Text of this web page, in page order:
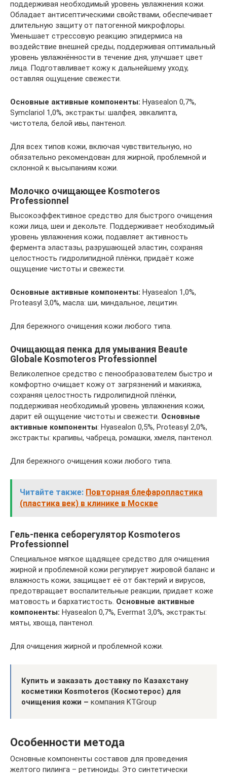
поддерживая необходимый уровень увлажнения кожи.
Обладает антисептическими свойствами, обеспечивает
длительную защиту от патогенной микрофлоры.
Уменьшает стрессовую реакцию эпидермиса на
воздействие внешней среды, поддерживая оптимальный
уровень увлажнённости в течение дня, улучшает цвет
лица. Подготавливает кожу к дальнейшему уходу,
оставляя ощущение свежести.
Основные активные компоненты: Hyasealon 0,7%,
Symclariol 1,0%, экстракты: шалфея, эвкалипта,
чистотела, белой ивы, пантенол.
Для всех типов кожи, включая чувствительную, но
обязательно рекомендован для жирной, проблемной и
склонной к высыпаниям кожи.
Молочко очищающее Kosmoteros
Professionnel
Высокоэффективное средство для быстрого очищения
кожи лица, шеи и декольте. Поддерживает необходимый
уровень увлажнения кожи, подавляет активность
фермента эластазы, разрушающей эластин, сохраняя
целостность гидролипидной плёнки, придаёт коже
ощущение чистоты и свежести.
Основные активные компоненты: Hyasealon 1,0%,
Proteasyl 3,0%, масла: ши, миндальное, лецитин.
Для бережного очищения кожи любого типа.
Очищающая пенка для умывания Beaute
Globale Kosmoteros Professionnel
Великолепное средство с пенообразователем быстро и
комфортно очищает кожу от загрязнений и макияжа,
сохраняя целостность гидролипидной плёнки,
поддерживая необходимый уровень увлажнения кожи,
дарит ей ощущение чистоты и свежести. Основные
активные компоненты: Hyasealon 0,5%, Proteasyl 2,0%,
экстракты: крапивы, чабреца, ромашки, хмеля, пантенол.
Для бережного очищения кожи любого типа.
Читайте также: Повторная блефаропластика
(пластика век) в клинике в Москве
Гель-пенка себорегулятор Kosmoteros
Professionnel
Специальное мягкое щадящее средство для очищения
жирной и проблемной кожи регулирует жировой баланс и
влажность кожи, защищает её от бактерий и вирусов,
предотвращает воспалительные реакции, придает коже
матовость и бархатистость. Основные активные
компоненты: Hyasealon 0,7%, Evermat 3,0%, экстракты:
мяты, хвоща, пантенол.
Для очищения жирной и проблемной кожи.
Купить и заказать доставку по Казахстану
косметики Kosmoteros (Космотерос) для
очищения кожи – компания KTGroup
Особенности метода
Основные компоненты составов для проведения
желтого пилинга – ретиноиды. Это синтетически